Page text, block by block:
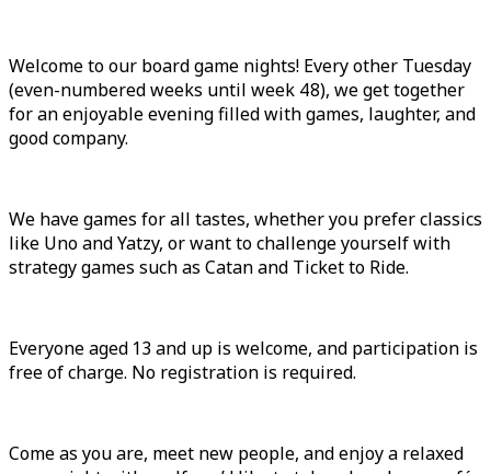
Welcome to our board game nights! Every other Tuesday
(even-numbered weeks until week 48), we get together
for an enjoyable evening filled with games, laughter, and
good company.
We have games for all tastes, whether you prefer classics
like Uno and Yatzy, or want to challenge yourself with
strategy games such as Catan and Ticket to Ride.
Everyone aged 13 and up is welcome, and participation is
free of charge. No registration is required.
Come as you are, meet new people, and enjoy a relaxed